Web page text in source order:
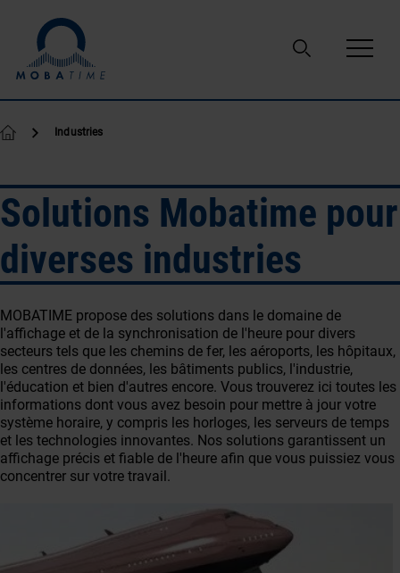
Industries
Solutions Mobatime pour
diverses industries
MOBATIME propose des solutions dans le domaine de
l'affichage et de la synchronisation de l'heure pour divers
secteurs tels que les chemins de fer, les aéroports, les hôpitaux,
les centres de données, les bâtiments publics, l'industrie,
l'éducation et bien d'autres encore. Vous trouverez ici toutes les
informations dont vous avez besoin pour mettre à jour votre
système horaire, y compris les horloges, les serveurs de temps
et les technologies innovantes. Nos solutions garantissent un
affichage précis et fiable de l'heure afin que vous puissiez vous
concentrer sur votre travail.